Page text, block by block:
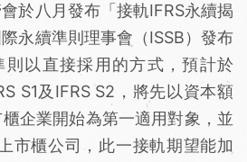
於八月發布「接軌IFRS永續揭
永續準則理事會（ISSB）發布
則以直接採用的方式，預計於
S1及IFRS S2，將先以資本額
企業開始為第一適用對象，並
市櫃公司，此一接軌期望能加